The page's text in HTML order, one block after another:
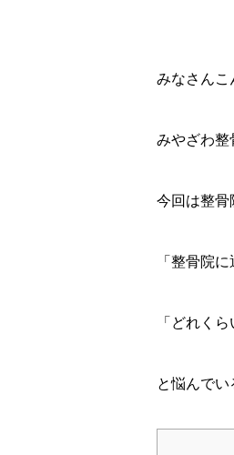
みなさんこ
みやざわ整
今回は整骨
「整骨院
「どれく
と悩んでい